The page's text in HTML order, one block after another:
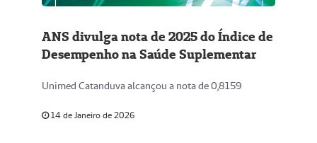
ANS divulga nota de 2025 do Índice de
Desempenho na Saúde Suplementar
Unimed Catanduva alcançou a nota de 0,8159
14 de Janeiro de 2026